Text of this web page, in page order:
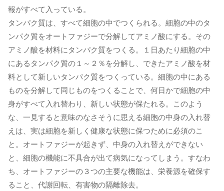
報がすべて入っている。
タンパク質は、すべて細胞の中でつくられる。細胞の中のタ
ンパク質をオートファジーで分解してアミノ酸にする。その
アミノ酸を材料にタンパク質をつくる。１日あたり細胞の中
にあるタンパク質の１～２％を分解し、できたアミノ酸を材
料として新しいタンパク質をつくっている。細胞の中にある
ものを分解して同じものをつくることで、何日かで細胞の中
身がすべて入れ替わり、新しい状態が保たれる。このよう
な、一見すると意味のなさそうに思える細胞の中身の入れ替
えは、実は細胞を新しく健康な状態に保つために必須のこ
と。オートファジーが起きず、中身の入れ替えができない
と、細胞の機能に不具合が出て病気になってしまう。すなわ
ち、オートファジーの３つの主要な機能は、栄養源を確保す
ること、代謝回転、有害物の隔離除去。